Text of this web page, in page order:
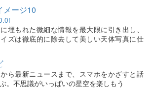
メージ10
埋もれた微細な情報を最大限に引き出し、
ズは徹底的に除去して美しい天体写真に仕
ら最新ニュースまで、スマホをかざすと話
。不思議がいっぱいの星空を楽しもう